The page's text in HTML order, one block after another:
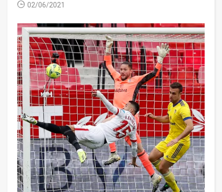
02/06/2021